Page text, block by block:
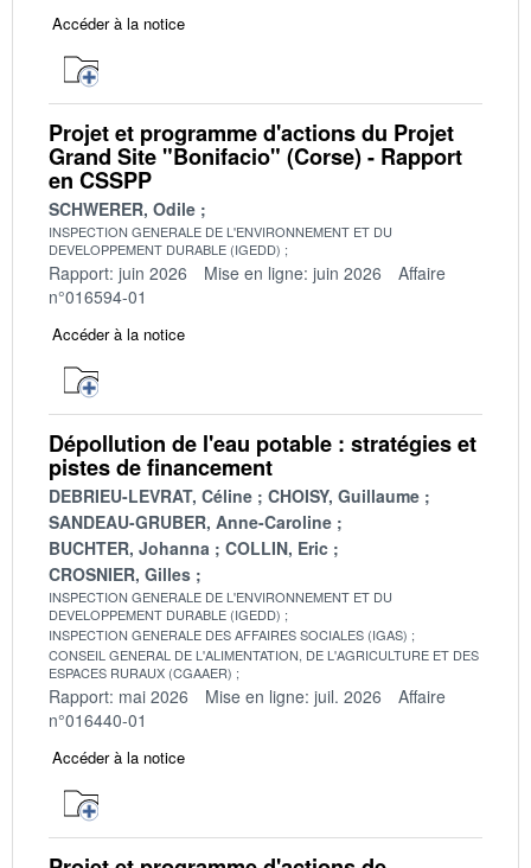
Accéder à la notice
Projet et programme d'actions du Projet
Grand Site "Bonifacio" (Corse) - Rapport
en CSSPP
SCHWERER, Odile
INSPECTION GENERALE DE L'ENVIRONNEMENT ET DU
DEVELOPPEMENT DURABLE (IGEDD)
Rapport: juin 2026 Mise en ligne: juin 2026
Affaire
n°016594-01
Accéder à la notice
Dépollution de l'eau potable : stratégies et
pistes de financement
DEBRIEU-LEVRAT, Céline
CHOISY, Guillaume
SANDEAU-GRUBER, Anne-Caroline
BUCHTER, Johanna
COLLIN, Eric
CROSNIER, Gilles
INSPECTION GENERALE DE L'ENVIRONNEMENT ET DU
DEVELOPPEMENT DURABLE (IGEDD)
INSPECTION GENERALE DES AFFAIRES SOCIALES (IGAS)
CONSEIL GENERAL DE L'ALIMENTATION, DE L'AGRICULTURE ET DES
ESPACES RURAUX (CGAAER)
Rapport: mai 2026 Mise en ligne: juil. 2026
Affaire
n°016440-01
Accéder à la notice